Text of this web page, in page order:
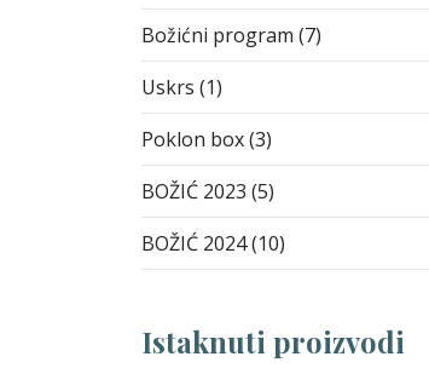
Božićni program (7)
Uskrs (1)
Poklon box (3)
BOŽIĆ 2023 (5)
BOŽIĆ 2024 (10)
Istaknuti proizvodi